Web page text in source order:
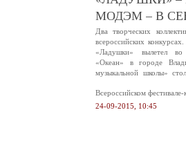
МОДЭМ – В
Два творческих
всероссийских
«Ладушки» вылетел во
«Океан» в городе
музыкальной школы»
Всероссийском
24-09-2015, 10:45